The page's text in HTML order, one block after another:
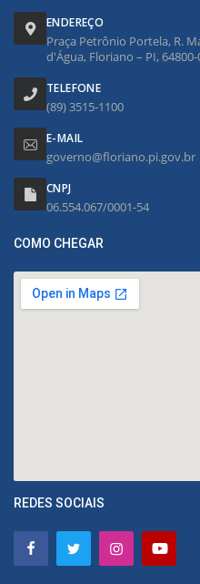
ENDEREÇO
Praça Petrônio Portela, R.
d'Água, Floriano – PI, 64800-
TELEFONE
(89) 3515-1100
E-MAIL
governo@floriano.pi.gov.br
CNPJ
06.554.067/0001-54
COMO CHEGAR
REDES SOCIAIS